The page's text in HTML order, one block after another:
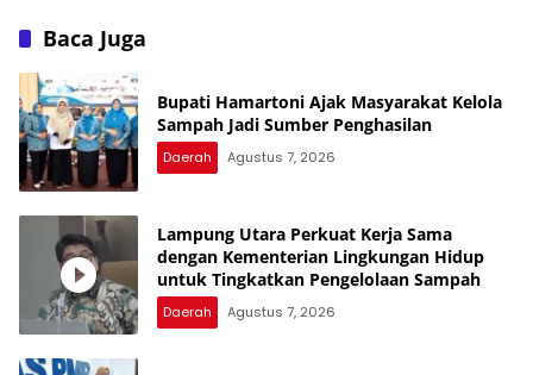
Baca Juga
Bupati Hamartoni Ajak Masyarakat Kelola
Sampah Jadi Sumber Penghasilan
Daerah Agustus 7, 2026
Lampung Utara Perkuat Kerja Sama
dengan Kementerian Lingkungan Hidup
untuk Tingkatkan Pengelolaan Sampah
Daerah Agustus 7, 2026